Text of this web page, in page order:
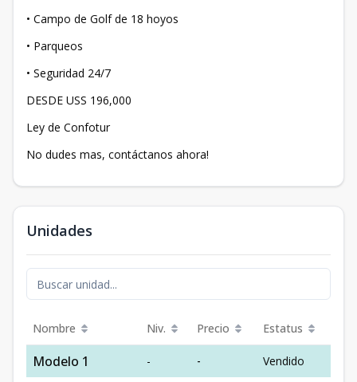
• Campo de Golf de 18 hoyos
• Parqueos
• Seguridad 24/7
DESDE USS 196,000
Ley de Confotur
No dudes mas, contáctanos ahora!
Unidades
Nombre Niv. Precio Estatus
Modelo 1 - - Vendido